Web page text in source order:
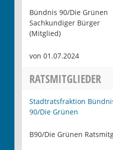
Bündnis 90/Die Grünen
Sachkundiger Bürger
(Mitglied)
von 01.07.2024
RATSMITGLIEDER
Stadtratsfraktion
90/Die Grünen
B90/Die Grünen